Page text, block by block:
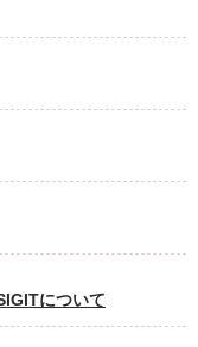
について